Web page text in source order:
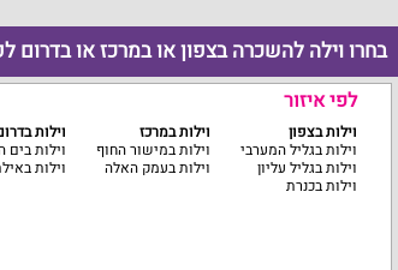
בחרו וילה להשכרה בצפון או במרכז או בדרום
לפי איזור
וילות בצפון
וילות בגליל המערבי
וילות בגליל עליון
וילות בכנרת
וילות במרכז
וילות במישור החוף
וילות בעמק האלה
וילות
וילות בים
וילות